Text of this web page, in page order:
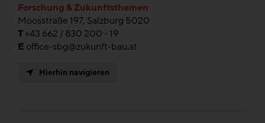
Forschung & Zukunftsthemen
Moosstraße 197, Salzburg 5020
T+43 662 / 830 200 - 19
E office-sbg@zukunft-bau.at
Hierhin navigieren